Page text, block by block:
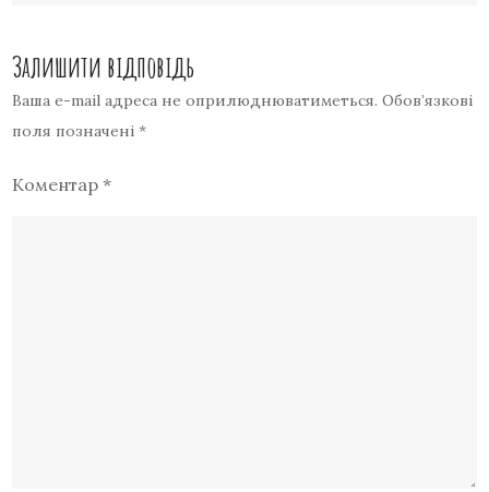
Залишити відповідь
Ваша e-mail адреса не оприлюднюватиметься. Обов’язкові
поля позначені*
Коментар*